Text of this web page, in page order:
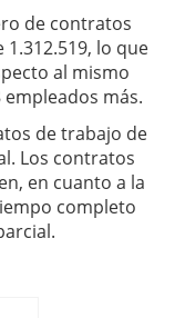
de contratos
lo que
al mismo
empleados más.
de trabajo de
Los contratos
en cuanto a la
completo